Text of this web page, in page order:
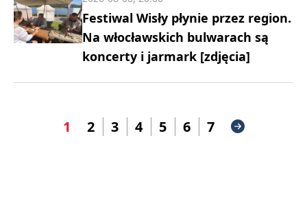
Festiwal Wisły płynie przez region.
Na włocławskich bulwarach są
koncerty i jarmark [zdjęcia]
1 2 3 4 5 6 7